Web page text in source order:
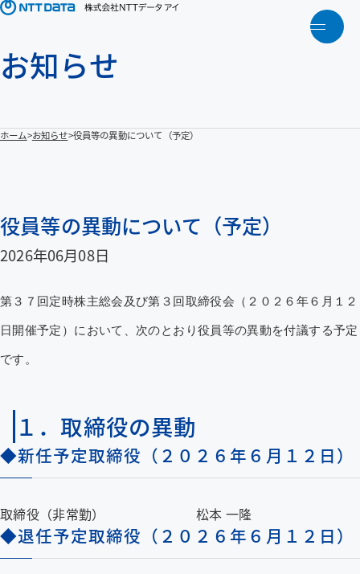
メ
トップ
アクティビティ
お知らせ
採用情報
BRANDING SITE
お問い合わせ
お知らせ
ホーム お知らせ 役員等の異動について（予定）
役員等の異動について（予定）
2026年06月08日
第３７回定時株主総会及び第３回取締役会（２０２６年６月１２
日開催予定）において、次のとおり役員等の異動を付議する予定
です。
１．取締役の異動
◆新任予定取締役 （２０２６年６月１２日）
取締役（非常勤） 松本 一隆
◆退任予定取締役 （２０２６年６月１２日）